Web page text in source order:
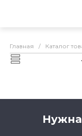
Главная / Каталог
Каталог
Нужна